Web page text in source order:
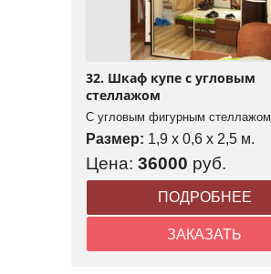
32. Шкаф купе с угловым
стеллажом
С угловым фигурным стеллажом
Размер: 1,9 x 0,6 x 2,5 м.
Цена: 36000 руб.
ПОДРОБНЕЕ
ЗАКАЗАТЬ